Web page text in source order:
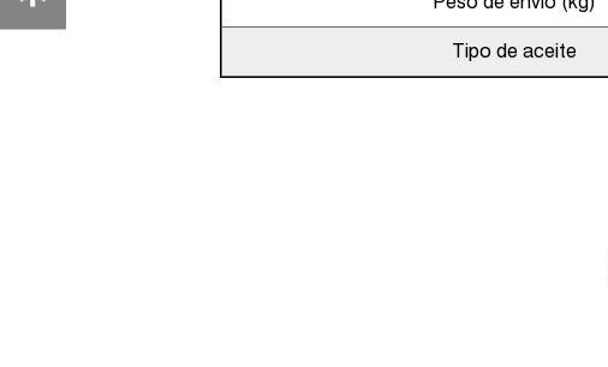
Tipo de aceite